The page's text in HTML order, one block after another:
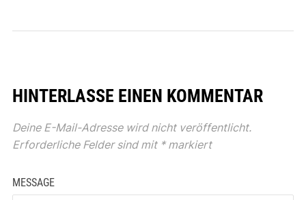
HINTERLASSE EINEN KOMMENTAR
Deine E-Mail-Adresse wird nicht veröffentlicht.
Erforderliche Felder sind mit *markiert
MESSAGE